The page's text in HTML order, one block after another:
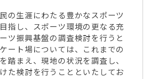
の生涯にわたる豊かなスポーツ
指し、スポーツ環境の更なる充
ツ振興基盤の調査検討を行うと
ート場については、これまでの
踏まえ、現地の状況を調査し、
た検討を行うことといたしてお